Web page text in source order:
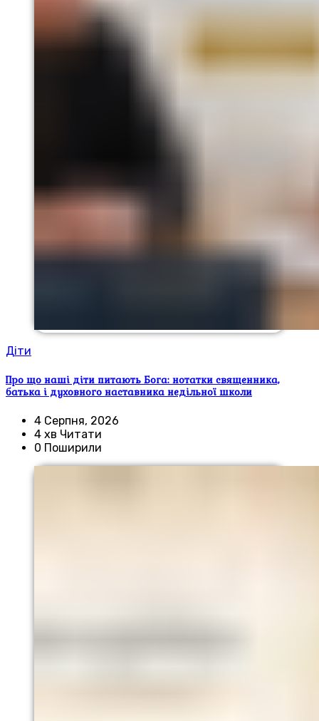
Діти
Про що наші діти питають Бога: нотатки священника,
батька і духовного наставника недільної школи
4 Серпня, 2026
4 хв Читати
0 Поширили